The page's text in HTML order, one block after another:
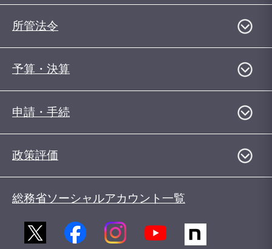
所管法令
予算・決算
申請・手続
政策評価
総務省ソーシャルアカウント一覧